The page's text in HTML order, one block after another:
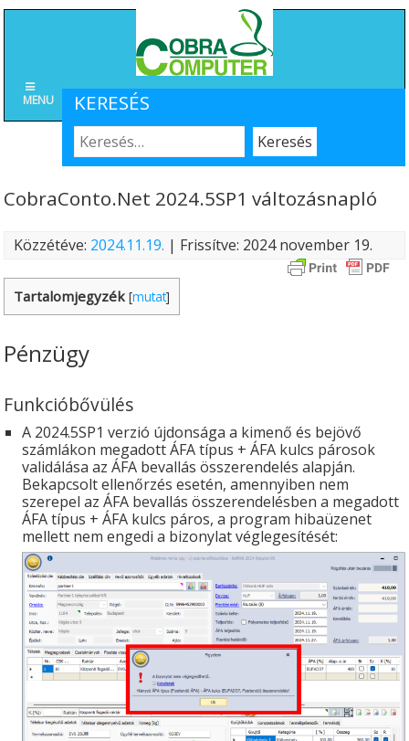
KERESÉS
MENU
CobraConto.Net 2024.5SP1 változásnapló
Közzétéve: 2024.11.19. | Frissítve: 2024 november 19.
Tartalomjegyzék [mutat]
Pénzügy
Funkcióbővülés
A 2024.5SP1 verzió újdonsága a kimenő és bejövő
számlákon megadott ÁFA típus + ÁFA kulcs párosok
validálása az ÁFA bevallás összerendelés alapján.
Bekapcsolt ellenőrzés esetén, amennyiben nem
szerepel az ÁFA bevallás összerendelésben a megadott
ÁFA típus + ÁFA kulcs páros, a program hibaüzenet
mellett nem engedi a bizonylat véglegesítését: